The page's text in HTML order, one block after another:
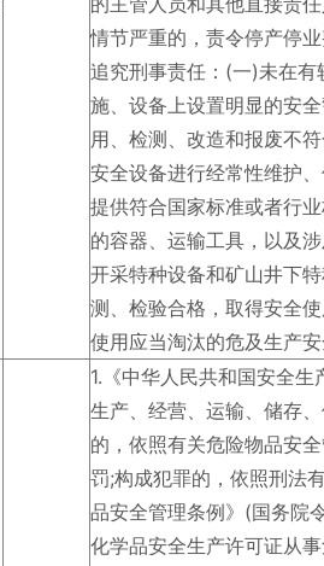
情节严重的，责令停产停
追究刑事责任：(一)未在
施、设备上设置明显的安
用、检测、改造和报废不
安全设备进行经常性维护
提供符合国家标准或者行
的容器、运输工具，以及
开采特种设备和矿山井下
测、检验合格，取得安全
使用应当淘汰的危及生产
1.《中华人民共和国安全
生产、经营、运输、储存
的，依照有关危险物品安
罚;构成犯罪的，依照刑法
品安全管理条例》(国务院
化学品安全生产许可证从